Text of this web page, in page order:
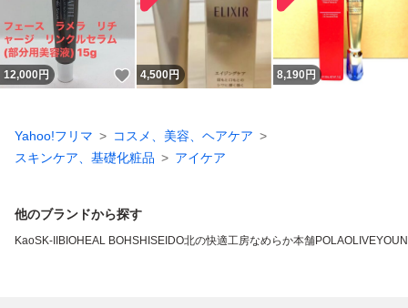
12,000円 いいね！
4,500円 8,190 円
Yahoo!フリマ
コスメ、美容、ヘアケア
スキンケア、基礎化粧品
アイケア
他のブランドから探す
KaoSK-II BIOHEAL BOHSHISEIDO北の快適工房なめらか本舗POLA